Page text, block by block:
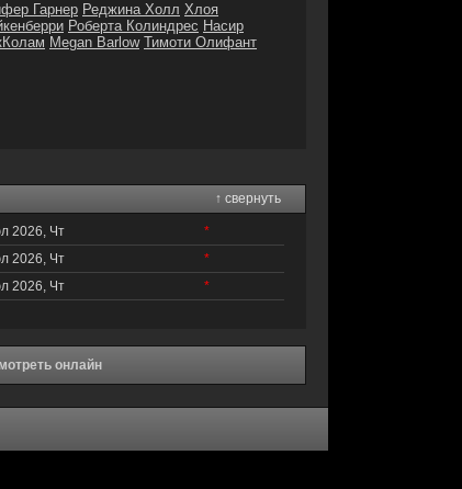
Гарнер Реджина Холл Хлоя
Роберта Колиндрес Насир
Megan Barlow Тимоти Олифант
↑ свернуть
2026, Чт
*
2026, Чт
*
2026, Чт
*
онлайн